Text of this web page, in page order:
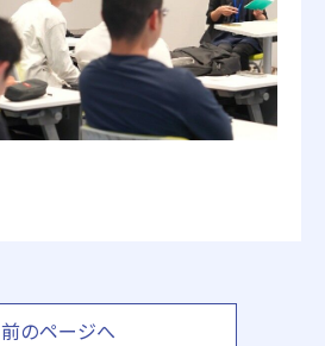
前のページへ